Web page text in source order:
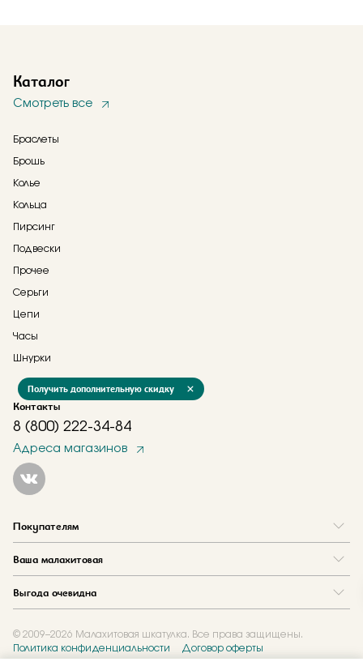
Каталог
Смотреть все
Браслеты
Брошь
Колье
Кольца
Пирсинг
Подвески
Прочее
Серьги
Цепи
Часы
Шнурки
Контакты
8 (800) 222-34-84
Адреса магазинов
Покупателям
Ваша малахитовая
Где купить
Новости
Журнал
Выгода очевидна
Акции
Обмен и скупка
© 2009–2026 Малахитовая шкатулка. Все права защищены.
Политика конфиденциальности
Договор оферты
Получить дополнительную скидку